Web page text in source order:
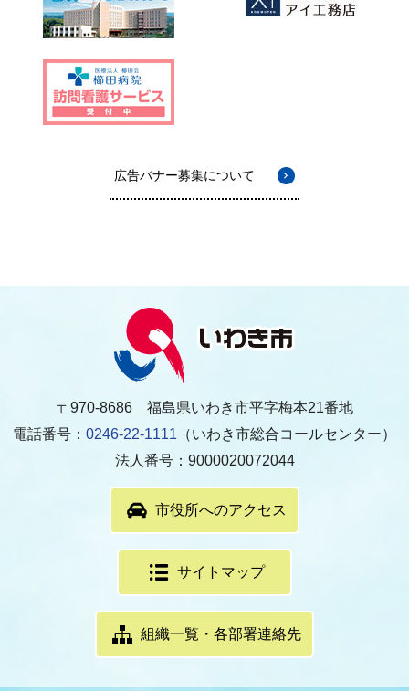
広告バナー募集について
〒970-8686 福島県いわき市平字梅本21番地
電話番号： 0246-22-1111 （いわき市総合コールセンター）
法人番号：9000020072044
市役所へのアクセス
サイトマップ
組織一覧・各部署連絡先